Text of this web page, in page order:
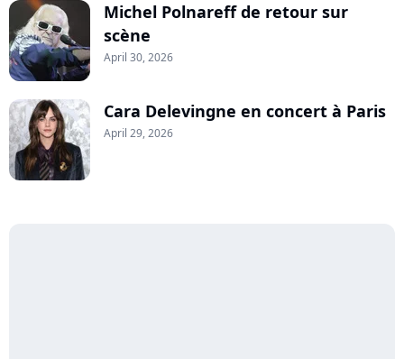
Michel Polnareff de retour sur
scène
April 30, 2026
Cara Delevingne en concert à Paris
April 29, 2026